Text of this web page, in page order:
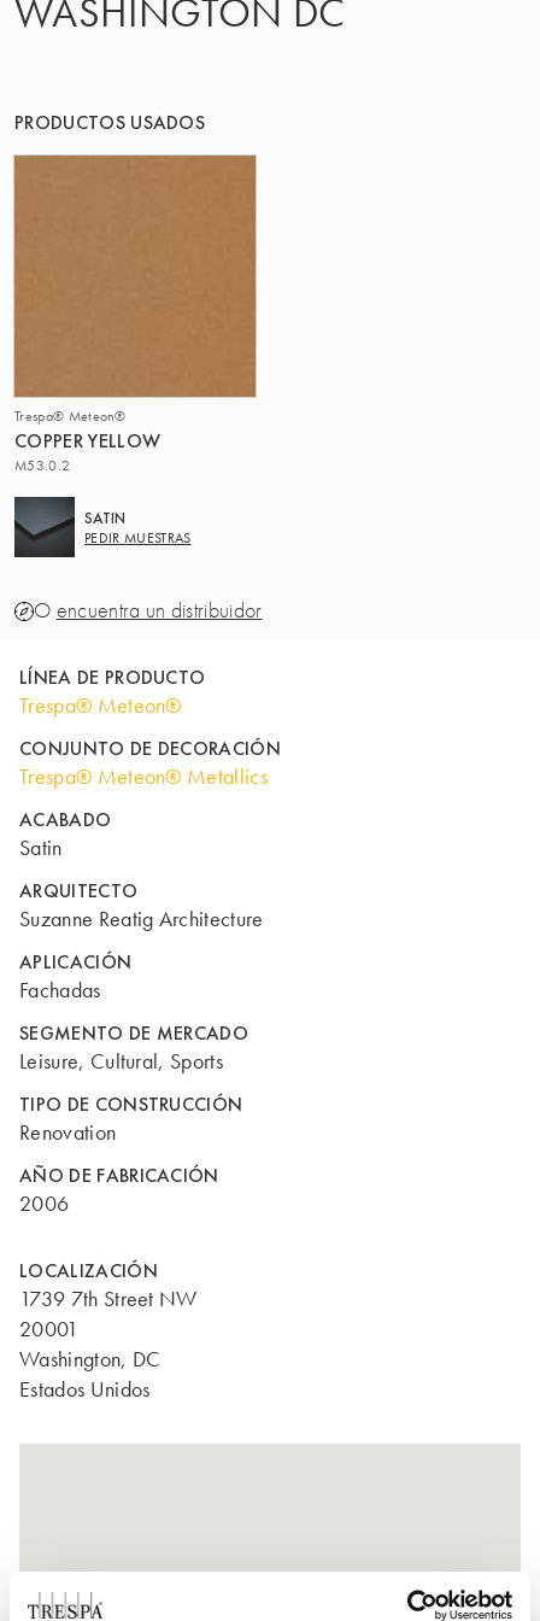
WASHINGTON DC
PRODUCTOS USADOS
Trespa® Meteon®
COPPER YELLOW
M53.0.2
SATIN
PEDIR MUESTRAS
O encuentra un distribuidor
LÍNEA DE PRODUCTO
Trespa® Meteon®
CONJUNTO DE DECORACIÓN
Trespa® Meteon® Metallics
ACABADO
Satin
ARQUITECTO
Suzanne Reatig Architecture
APLICACIÓN
Fachadas
SEGMENTO DE MERCADO
Leisure, Cultural, Sports
TIPO DE CONSTRUCCIÓN
Renovation
AÑO DE FABRICACIÓN
2006
LOCALIZACIÓN
1739 7th Street NW
20001
Washington, DC
Estados Unidos